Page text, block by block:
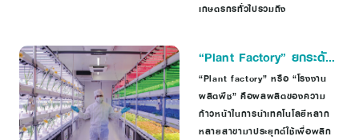
เกษตรกรทั่วไปรวมถึง
“Plant Factory” ยกระดับ
การปลูกพืชสู่เกษตรแม่นยำ
“Plant factory” หรือ “โรงงาน
ผลิตพืช” คือผลผลิตของความ
ก้าวหน้าในการนำเทคโนโลยีหลาก
หลายสาขามาประยุกต์ใช้เพื่อพลิก